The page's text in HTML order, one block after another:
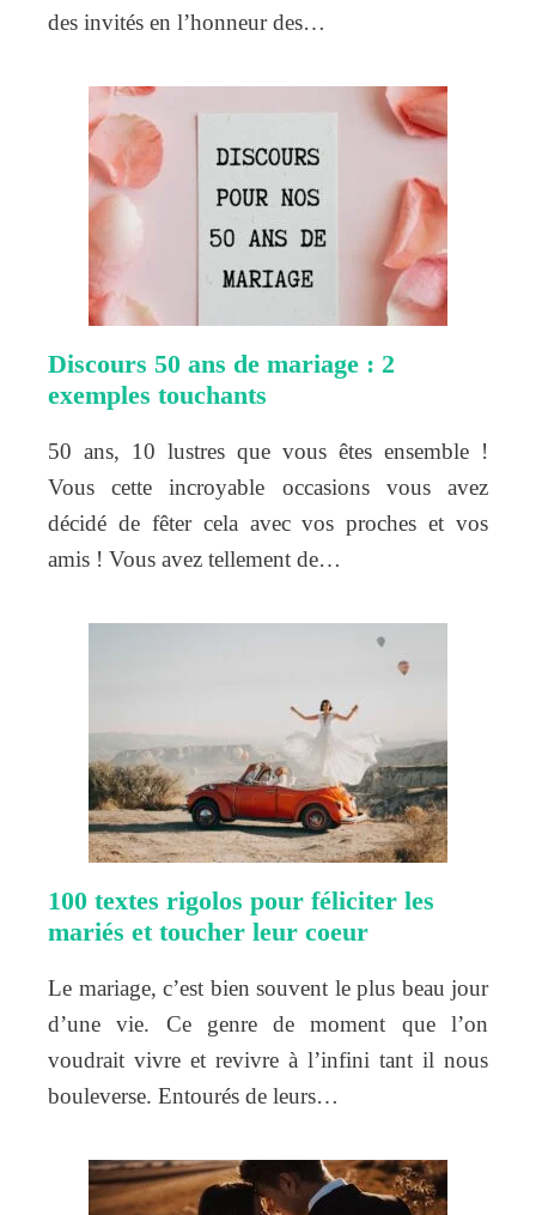
des invités en l’honneur des…
Discours 50 ans de mariage : 2
exemples touchants
50 ans, 10 lustres que vous êtes ensemble !
Vous cette incroyable occasions vous avez
décidé de fêter cela avec vos proches et vos
amis ! Vous avez tellement de…
100 textes rigolos pour féliciter les
mariés et toucher leur coeur
Le mariage, c’est bien souvent le plus beau jour
d’une vie. Ce genre de moment que l’on
voudrait vivre et revivre à l’infini tant il nous
bouleverse. Entourés de leurs…